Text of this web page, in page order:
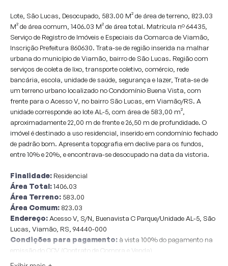
Lote, São Lucas, Desocupado, 583.00 M² de área de terreno, 823.03
M² de área comum, 1406.03 M² de área total. Matrícula nº 64435,
Serviço de Registro de Imóveis e Especiais da Comarca de Viamão,
Inscrição Prefeitura 860630. Trata-se de região inserida na malhar
urbana do município de Viamão, bairro de São Lucas. Região com
serviços de coleta de lixo, transporte coletivo, comércio, rede
bancária, escola, unidade de saúde, segurança e lazer, Trata-se de
um terreno urbano localizado no Condomínio Buena Vista, com
frente para o Acesso V, no bairro São Lucas, em Viamão/RS. A
unidade corresponde ao lote AL-5, com área de 583,00 m²,
aproximadamente 22,00 m de frente e 26,50 m de profundidade. O
imóvel é destinado a uso residencial, inserido em condomínio fechado
de padrão bom. Apresenta topografia em declive para os fundos,
entre 10% e 20%, e encontrava-se desocupado na data da vistoria.
Finalidade: Residencial
Área Total:1406.03
Área Terreno: 583.00
Área Comum: 823.03
Endereço:Acesso V, S/N, Buenavista C Parque/Unidade AL-5, São
Lucas, Viamão, RS, 94440-000
Condições para pagamento: à vista 100% do pagamento na
emissão do CCV (Contrato de Compra e Venda)